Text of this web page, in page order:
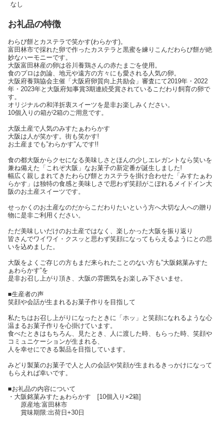
なし
お礼品の特徴
わらび餅とカステラで笑かす(わらかす)。
富田林市で採れた卵で作ったカステラと黒蜜を練りこんだわらび餅が絶
妙なハーモニーです。
大阪富田林産の卵は谷川養鶏さんの赤たまごを使用。
食のプロは勿論、地元や遠方の方々にも愛される人気の卵。
大阪府養鶏協会主催「大阪府卵質向上共励会」審査にて2019年・2022
年・2023年と大阪府知事賞3期連続受賞されているこだわり飼育の卵で
す。
オリジナルの和洋折衷スイーツを是非お楽しみください。
10個入りの箱が2箱のご用意です。
大阪土産で人気のみすたぁわらかす
大阪は人が笑かす。街も笑かす!
お土産までも”わらかす”んです!!
食の都大阪からクセになる美味しさとほんの少しエレガントなら笑いを
兼ね備えた「これぞ大阪」なお菓子の新定番が誕生しました!
幅広く親しまれてきたわらび餅とカステラを掛け合わせた「みすたぁわ
らかす」は独特の食感と美味しさで思わず笑顔がこぼれるメイドイン大
阪のお土産スイーツです。
せっかくのお土産なのだからこだわりたいという方へ大切な人への贈り
物に是非ご利用ください。
ただ美味しいだけのお土産ではなく、楽しかった大阪を振り返り
皆さんでワイワイ・クスッと思わず笑顔になってもらえるようにとの思
いを込めました。
大阪をよくご存じの方もまだ来られたことのない方も”大阪銘菓みすた
ぁわらかす”を
是非お召し上がり頂き、大阪の雰囲気をお楽しみ下さいませ。
■生産者の声
笑顔や会話が生まれるお菓子作りを目指して
私たちはお召し上がりになったときに「ホッ」と笑顔になれるような心
温まるお菓子作りを心掛けています。
食べたときはもちろん、見たとき、人に渡した時、もらった時、笑顔や
コミュニケーションが生まれる、
人を幸せにできる製品を目指しています。
みどり製菓のお菓子で人と人の会話や笑顔が生まれるきっかけになって
もらえれば幸いです。
■お礼品の内容について
・大阪銘菓みすたぁわらかす [10個入り×2箱]
原産地:富田林市
賞味期限:出荷日+30日